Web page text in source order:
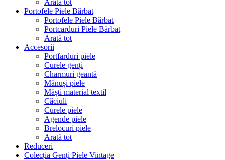
Portofele Piele Bărbat
Portofele Piele Bărbat
Portcarduri Piele Bărbat
Arată tot
Accesorii
Portfarduri piele
Curele genți
Charmuri geantă
Mănuși piele
Măști material textil
Căciuli
Curele piele
Agende piele
Brelocuri piele
Arată tot
Reduceri
Colecția Genți Piele Vintage